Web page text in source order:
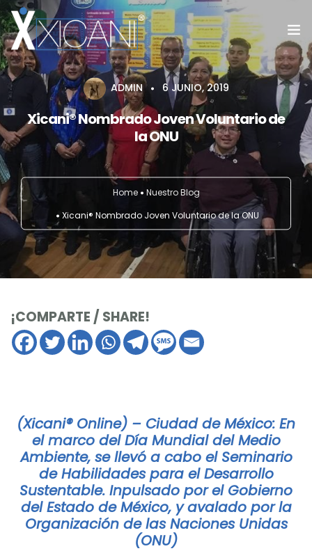
Home
#SoyXicani®™
Fundación Vuelo Libre
Servicios
Blog
Galeria
ADMIN 6 JUNIO, 2019
Xicani® Nombrado Joven Voluntario de
la ONU
Home
Nuestro Blog
Xicani® Nombrado Joven Voluntario de la ONU
¡COMPARTE / SHARE!
(Xicani® Online) – Ciudad de México: En
el marco del Día Mundial del Medio
Ambiente, se llevó a cabo el Seminario
de Habilidades para el Desarrollo
Sustentable. Inpulsado por el Gobierno
del Estado de México, y avalado por la
Organización de las Naciones Unidas
(ONU)